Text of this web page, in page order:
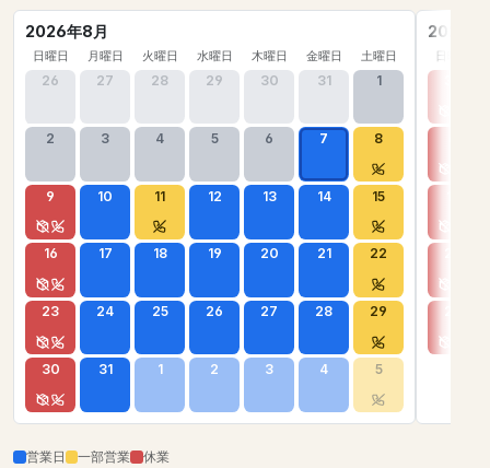
2026年8月
日曜日 月曜日 火曜日 水曜日 木曜日 金曜日 土曜日
26 27 28 29 30 31 1
2 3 4 5 6 7 8
9 10 11 12 13 14 15
16 17 18 19 20 21 22
23 24 25 26 27 28 29
30 31 1 2 3 4 5
2026年
日曜日
営業日 一部営業 休業